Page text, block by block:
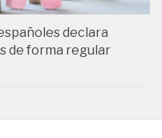
declara
de forma regular